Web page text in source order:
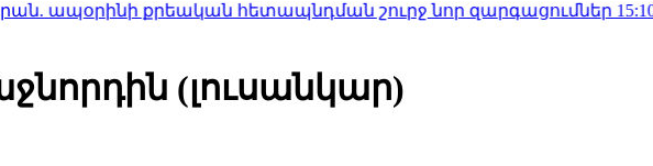
քրեական հետապնդման շուրջ նոր զարգացումներ15:10
(լուսանկար)